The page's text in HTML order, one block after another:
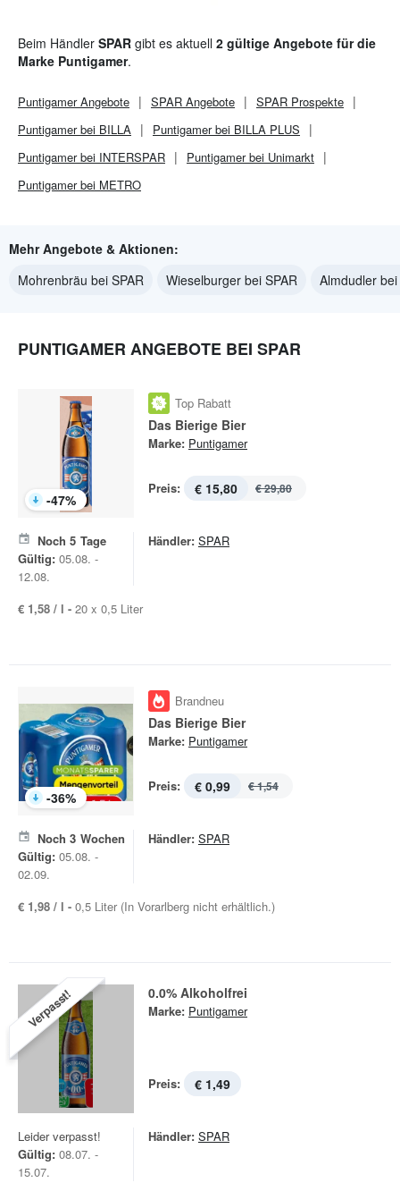
Beim Händler SPAR gibt es aktuell 2 gültige Angebote für die
Marke Puntigamer.
PuntigamerAngebote SPAR Angebote SPAR Prospekte
Puntigamer bei BILLA
Puntigamer bei BILLA PLUS
Puntigamer bei INTERSPAR
Puntigamer bei Unimarkt
Puntigamer bei METRO
Mehr Angebote & Aktionen:
Mohrenbräu bei SPAR
Wieselburger bei SPAR Almdudler bei
PUNTIGAMER ANGEBOTE BEI SPAR
-47%
Top Rabatt
Das Bierige Bier
Marke: Puntigamer
Preis: € 15,80 € 29,80
Noch 5 Tage
Gültig: 05.08. -
12.08.
Händler: SPAR
€ 1,58 / l - 20 x 0,5 Liter
-36%
Brandneu
Das Bierige Bier
Marke: Puntigamer
Preis: € 0,99 € 1,54
Noch 3 Wochen
Gültig: 05.08. -
02.09.
Händler: SPAR
€ 1,98 / l - 0,5 Liter (In Vorarlberg nicht erhältlich.)
Verpasst! 0.0% Alkoholfrei
Marke: Puntigamer
Preis: € 1,49
Leider verpasst!
Gültig: 08.07. -
15.07.
Händler: SPAR